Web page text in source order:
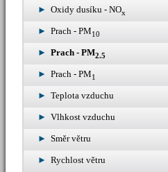
Oxidy dusíku - NOx
Prach - PM10
Prach - PM2.5
Prach - PM1
Teplota vzduchu
Vlhkost vzduchu
Směr větru
Rychlost větru